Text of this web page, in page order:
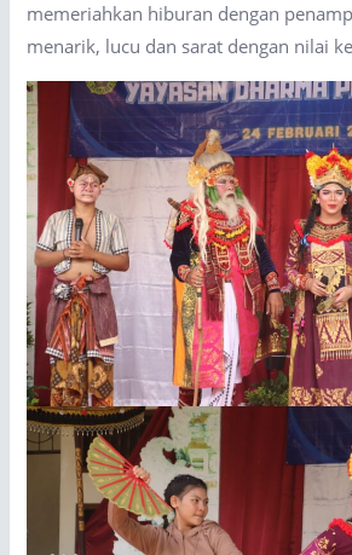
memeriahkan hiburan dengan
menarik, lucu dan sarat dengan nilai